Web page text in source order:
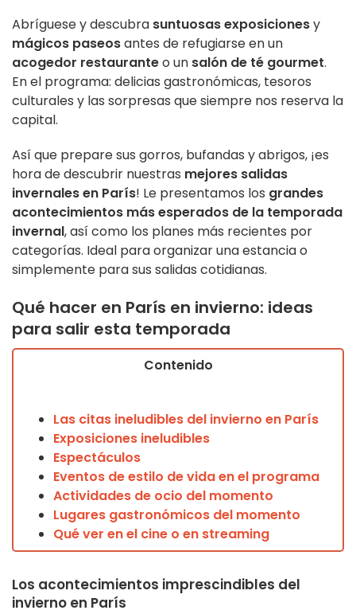
Abríguese y descubra suntuosas exposicionesy
mágicos paseosantes de refugiarse en un
acogedor restauranteo un salón de té gourmet.
En el programa: delicias gastronómicas, tesoros
culturales y las sorpresas que siempre nos reserva la
capital.
Así que prepare sus gorros, bufandas y abrigos, ¡es
hora de descubrir nuestras mejores salidas
invernales en París! Le presentamos los grandes
acontecimientos más esperados de la temporada
invernal, así como los planes más recientes por
categorías. Ideal para organizar una estancia o
simplemente para sus salidas cotidianas.
Qué hacer en París en invierno: ideas
para salir esta temporada
Contenido
Las citas ineludibles del invierno en París
Exposiciones ineludibles
Espectáculos
Eventos de estilo de vida en el programa
Actividades de ocio del momento
Lugares gastronómicos del momento
Qué ver en el cine o en streaming
Los acontecimientos imprescindibles del
invierno en París